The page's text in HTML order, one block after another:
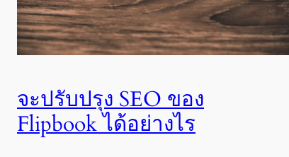
จะปรับปรุง SEO ของ
Flipbook ได้อย่างไร